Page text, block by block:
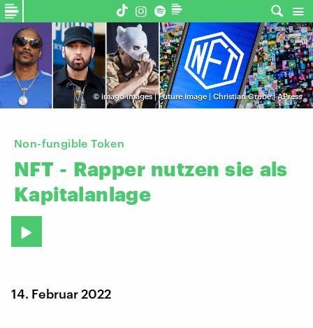
© imago images | Future Image | Christian Grube | APress
Non-fungible Token
NFT - Rapper nutzen sie als
Kapitalanlage
14. Februar 2022